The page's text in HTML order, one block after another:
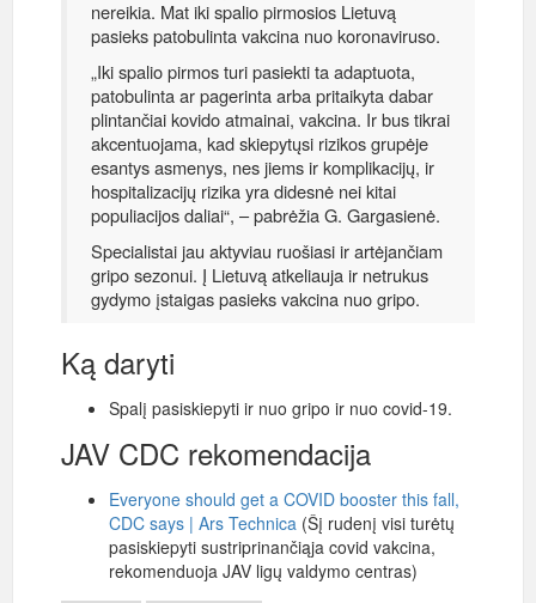
nereikia. Mat iki spalio pirmosios Lietuvą
pasieks patobulinta vakcina nuo koronaviruso.
„Iki spalio pirmos turi pasiekti ta adaptuota,
patobulinta ar pagerinta arba pritaikyta dabar
plintančiai kovido atmainai, vakcina. Ir bus tikrai
akcentuojama, kad skiepytųsi rizikos grupėje
esantys asmenys, nes jiems ir komplikacijų, ir
hospitalizacijų rizika yra didesnė nei kitai
populiacijos daliai“, – pabrėžia G. Gargasienė.
Specialistai jau aktyviau ruošiasi ir artėjančiam
gripo sezonui. Į Lietuvą atkeliauja ir netrukus
gydymo įstaigas pasieks vakcina nuo gripo.
Ką daryti
Spalį pasiskiepyti ir nuo gripo ir nuo covid-19.
JAV CDC rekomendacija
Everyone should get a COVID booster this fall,
CDC says | Ars Technica (Šį rudenį visi turėtų
pasiskiepyti sustriprinančiąja covid vakcina,
rekomenduoja JAV ligų valdymo centras)